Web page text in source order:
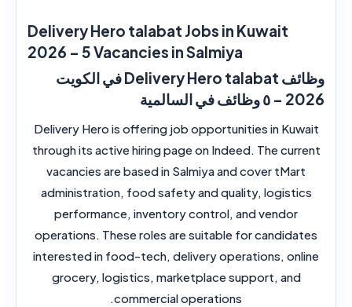
Delivery Hero talabat Jobs in Kuwait
2026 – 5 Vacancies in Salmiya
وظائف Delivery Hero talabat في الكويت
2026 – ٥ وظائف في السالمية
Delivery Hero is offering job opportunities in Kuwait
through its active hiring page on Indeed. The current
vacancies are based in Salmiya and cover tMart
administration, food safety and quality, logistics
performance, inventory control, and vendor
operations. These roles are suitable for candidates
interested in food-tech, delivery operations, online
grocery, logistics, marketplace support, and
commercial operations.